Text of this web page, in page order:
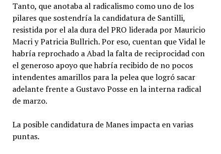
Tanto, que anotaba al radicalismo como uno de los
pilares que sostendría la candidatura de Santilli,
resistida por el ala dura del PRO liderada por Mauricio
Macri y Patricia Bullrich. Por eso, cuentan que Vidal le
habría reprochado a Abad la falta de reciprocidad con
el generoso apoyo que habría recibido de no pocos
intendentes amarillos para la pelea que logró sacar
adelante frente a Gustavo Posse en la interna radical
de marzo.
La posible candidatura de Manes impacta en varias
puntas.